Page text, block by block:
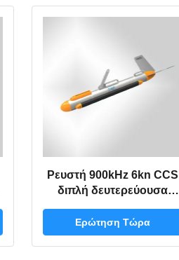
Ρευστή 900kHz 6kn CCS
διπλή δευτερεύουσα
συχνότητας με τη σε
πραγματικό χρόνο
Ερώτηση Τώρα